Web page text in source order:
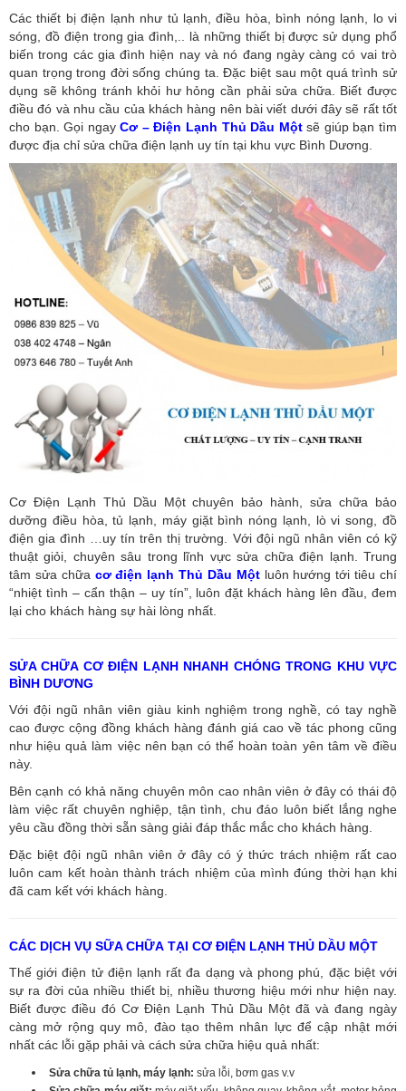
Các thiết bị điện lạnh như tủ lạnh, điều hòa, bình nóng lạnh, lo vi
sóng, đồ điện trong gia đình,.. là những thiết bị được sử dụng phổ
biến trong các gia đình hiện nay và nó đang ngày càng có vai trò
quan trọng trong đời sống chúng ta. Đặc biệt sau một quá trình sử
dụng sẽ không tránh khỏi hư hỏng cần phải sửa chữa. Biết được
điều đó và nhu cầu của khách hàng nên bài viết dưới đây sẽ rất tốt
cho bạn. Gọi ngayCơ – Điện Lạnh Thủ Dầu Một sẽ giúp bạn tìm
được địa chỉ sửa chữa điện lạnh uy tín tại khu vực Bình Dương.
Cơ Điện Lạnh Thủ Dầu Một chuyên bảo hành, sửa chữa bảo
dưỡng điều hòa, tủ lạnh, máy giặt bình nóng lạnh, lò vi song, đồ
điện gia đình …uy tín trên thị trường. Với đội ngũ nhân viên có kỹ
thuật giỏi, chuyên sâu trong lĩnh vực sửa chữa điện lạnh. Trung
tâm sửa chữa cơ điện lạnh Thủ Dầu Mộtluôn hướng tới tiêu chí
“nhiệt tình – cẩn thận – uy tín”, luôn đặt khách hàng lên đầu, đem
lại cho khách hàng sự hài lòng nhất.
SỬA CHỮA CƠ ĐIỆN LẠNH NHANH CHÓNG TRONG KHU VỰC
BÌNH DƯƠNG
Với đội ngũ nhân viên giàu kinh nghiệm trong nghề, có tay nghề
cao được cộng đồng khách hàng đánh giá cao về tác phong cũng
như hiệu quả làm việc nên bạn có thể hoàn toàn yên tâm về điều
này.
Bên cạnh có khả năng chuyên môn cao nhân viên ở đây có thái độ
làm việc rất chuyên nghiệp, tận tình, chu đáo luôn biết lắng nghe
yêu cầu đồng thời sẵn sàng giải đáp thắc mắc cho khách hàng.
Đặc biệt đội ngũ nhân viên ở đây có ý thức trách nhiệm rất cao
luôn cam kết hoàn thành trách nhiệm của mình đúng thời hạn khi
đã cam kết với khách hàng.
CÁC DỊCH VỤ SỮA CHỮA TẠI CƠ ĐIỆN LẠNH THỦ DẦU MỘT
Thế giới điện tử điện lạnh rất đa dạng và phong phú, đặc biệt với
sự ra đời của nhiều thiết bị, nhiều thương hiệu mới như hiện nay.
Biết được điều đó Cơ Điện Lạnh Thủ Dầu Một đã và đang ngày
càng mở rộng quy mô, đào tạo thêm nhân lực để cập nhật mới
nhất các lỗi gặp phải và cách sửa chữa hiệu quả nhất:
Sửa chữa tủ lạnh, máy lạnh: sửa lỗi, bơm gas v.v